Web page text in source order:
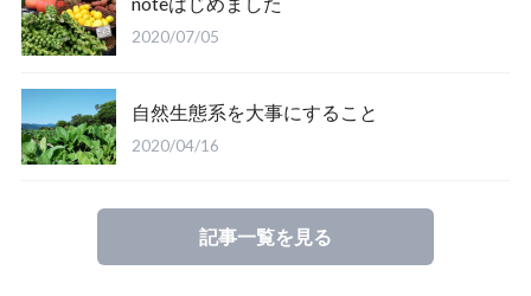
2020/07/05
自然生態系を大事にすること
2020/04/16
記事一覧を見る